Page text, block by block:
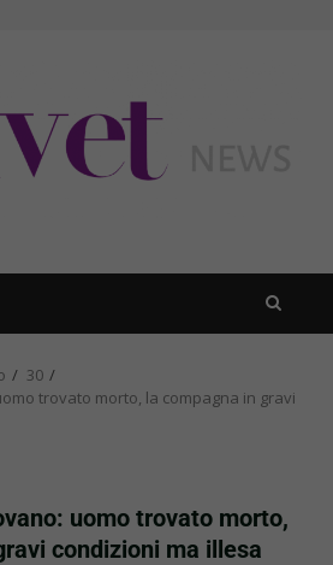
30
trovato morto, la compagna in gravi
uomo trovato morto,
condizioni ma illesa